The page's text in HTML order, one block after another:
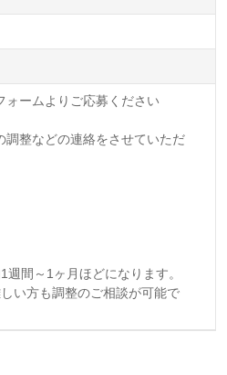
ォームよりご応募ください
調整などの連絡をさせていただ
間～1ヶ月ほどになります。
い方も調整のご相談が可能で